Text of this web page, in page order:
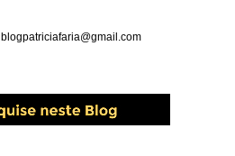
blogpatriciafaria@gmail.com